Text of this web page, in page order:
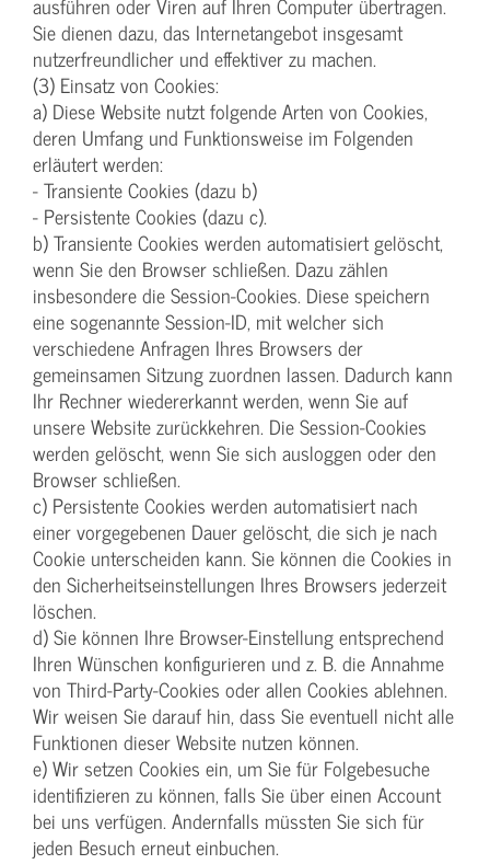
Sie dienen dazu, das Internetangebot insgesamt
nutzerfreundlicher und effektiver zu machen.
(3) Einsatz von Cookies:
a) Diese Website nutzt folgende Arten von Cookies,
deren Umfang und Funktionsweise im Folgenden
erläutert werden:
- Transiente Cookies (dazu b)
- Persistente Cookies (dazu c).
b) Transiente Cookies werden automatisiert gelöscht,
wenn Sie den Browser schließen. Dazu zählen
insbesondere die Session-Cookies. Diese speichern
eine sogenannte Session-ID, mit welcher sich
verschiedene Anfragen Ihres Browsers der
gemeinsamen Sitzung zuordnen lassen. Dadurch kann
Ihr Rechner wiedererkannt werden, wenn Sie auf
unsere Website zurückkehren. Die Session-Cookies
werden gelöscht, wenn Sie sich ausloggen oder den
Browser schließen.
c) Persistente Cookies werden automatisiert nach
einer vorgegebenen Dauer gelöscht, die sich je nach
Cookie unterscheiden kann. Sie können die Cookies in
den Sicherheitseinstellungen Ihres Browsers jederzeit
löschen.
d) Sie können Ihre Browser-Einstellung entsprechend
Ihren Wünschen konfigurieren und z. B. die Annahme
von Third-Party-Cookies oder allen Cookies ablehnen.
Wir weisen Sie darauf hin, dass Sie eventuell nicht alle
Funktionen dieser Website nutzen können.
e) Wir setzen Cookies ein, um Sie für Folgebesuche
identifizieren zu können, falls Sie über einen Account
bei uns verfügen. Andernfalls müssten Sie sich für
jeden Besuch erneut einbuchen.